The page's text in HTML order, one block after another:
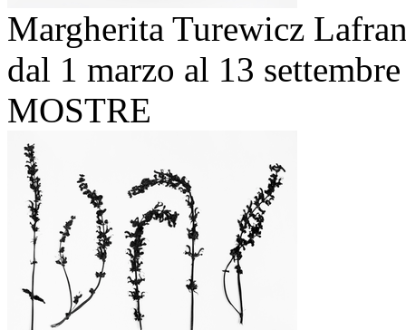
Margherita Turewicz
dal 1 marzo al 13
MOSTRE